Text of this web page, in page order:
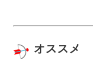
オススメ